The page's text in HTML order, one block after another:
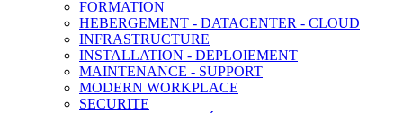
FORMATION
HEBERGEMENT - DATACENTER - CLOUD
INFRASTRUCTURE
INSTALLATION - DEPLOIEMENT
MAINTENANCE - SUPPORT
MODERN WORKPLACE
SECURITE